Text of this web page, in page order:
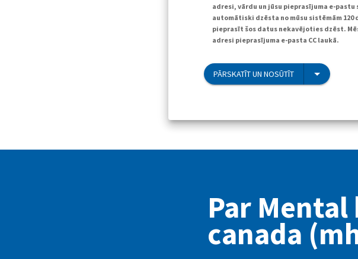
adresi, vārdu un jūsu pieprasījuma e-
automātiski dzēsta no mūsu sistēmām
pieprasīt šos datus nekavējoties dzēst.
adresi pieprasījuma e-pasta CC laukā.
PĀRSKATĪT UN NOSŪTĪT
Par
canada